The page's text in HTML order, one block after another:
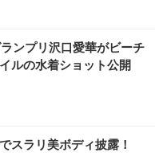
ランプリ沢口愛華がビーチ
ルの水着ショット公開
スラリ美ボディ披露！